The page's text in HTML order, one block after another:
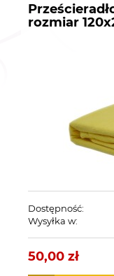
rozmiar
Dostępność:
Wysyłka w:
50,00 zł